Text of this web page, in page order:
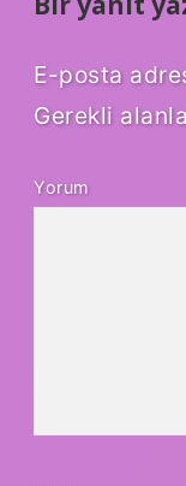
E-posta
Gerekli
Yorum